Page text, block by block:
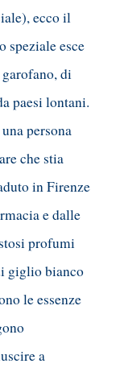
ecco il
speziale esce
di
paesi lontani.
persona
che stia
in Firenze
e dalle
profumi
giglio bianco
le essenze
a